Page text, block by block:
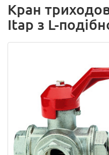
Кран
Itap з L-